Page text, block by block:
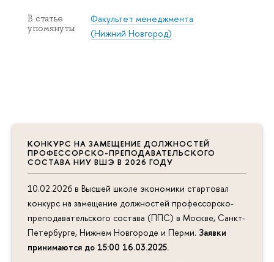
КОНКУРС НА ЗАМЕЩЕНИЕ ДОЛЖНОСТЕЙ
ПРОФЕССОРСКО-ПРЕПОДАВАТЕЛЬСКОГО
СОСТАВА НИУ ВШЭ В 2026 ГОДУ
10.02.2026 в Высшей школе экономики стартовал
конкурс на замещение должностей профессорско-
преподавательского состава (ППС) в Москве, Санкт-
Петербурге, Нижнем Новгороде и Перми. Заявки
принимаются до 15:00 16.03.2025.
В статье
упомянуты
Факультет менеджмента
(Нижний Новгород)